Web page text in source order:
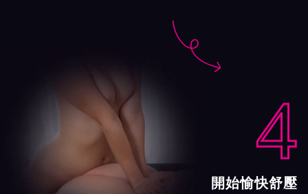

4
開始愉快舒壓